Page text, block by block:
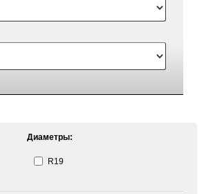
Диаметры:
R19